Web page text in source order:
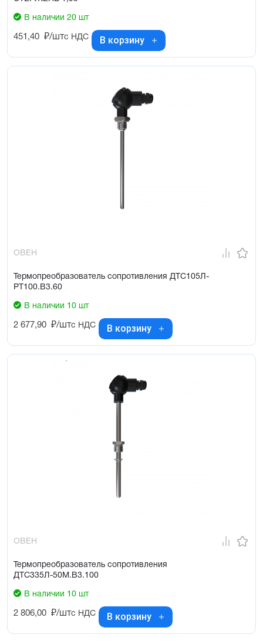
В наличии 20 шт
451,40 ₽/штс НДС В корзину
ОВЕН
Термопреобразователь сопротивления ДТС105Л-
РТ100.В3.60
В наличии 10 шт
2 677,90 ₽/штс НДС В корзину
ОВЕН
Термопреобразователь сопротивления
ДТС335Л-50М.В3.100
В наличии 10 шт
2 806,00 ₽/штс НДС В корзину